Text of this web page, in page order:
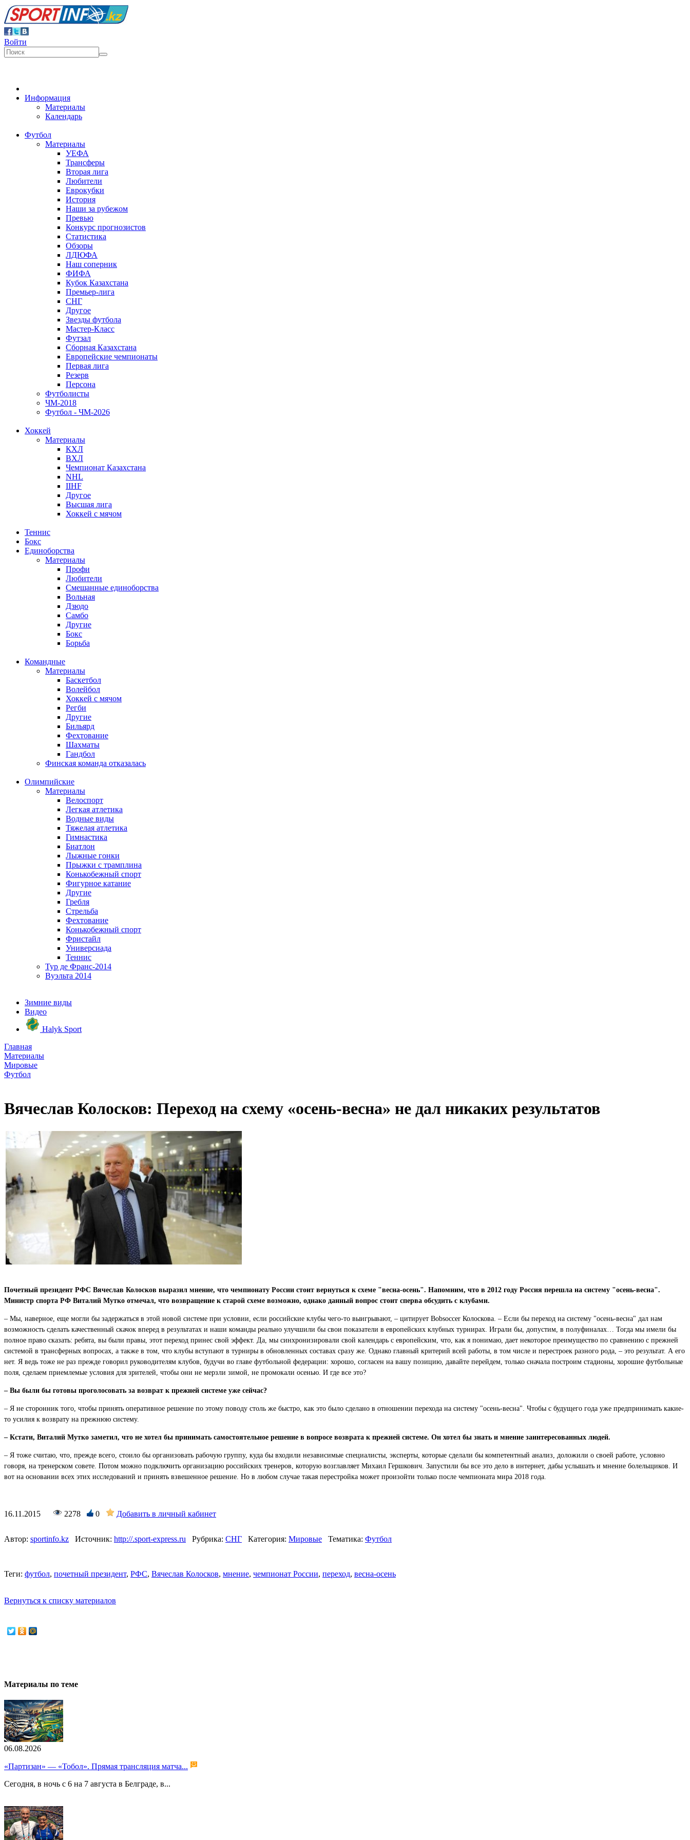
Войти
Информация
Материалы
Календарь
Футбол
Материалы
УЕФА
Трансферы
Вторая лига
Любители
Еврокубки
История
Наши за рубежом
Превью
Конкурс прогнозистов
Статистика
Обзоры
ЛДЮФА
Наш соперник
ФИФА
Кубок Казахстана
Премьер-лига
СНГ
Другое
Звезды футбола
Мастер-Класс
Футзал
Сборная Казахстана
Европейские чемпионаты
Первая лига
Резерв
Персона
Футболисты
ЧМ-2018
Футбол - ЧМ-2026
Хоккей
Материалы
КХЛ
ВХЛ
Чемпионат Казахстана
NHL
IIHF
Другое
Высшая лига
Хоккей с мячом
Теннис
Бокс
Единоборства
Материалы
Профи
Любители
Смешанные единоборства
Вольная
Дзюдо
Самбо
Другие
Бокс
Борьба
Командные
Материалы
Баскетбол
Волейбол
Хоккей с мячом
Регби
Другие
Бильярд
Фехтование
Шахматы
Гандбол
Финская команда отказалась
Олимпийские
Материалы
Велоспорт
Легкая атлетика
Водные виды
Тяжелая атлетика
Гимнастика
Биатлон
Лыжные гонки
Прыжки с трамплина
Конькобежный спорт
Фигурное катание
Другие
Гребля
Стрельба
Фехтование
Конькобежный спорт
Фристайл
Универсиада
Теннис
Тур де Франс-2014
Вуэльта 2014
Зимние виды
Видео
Halyk Sport
Главная
Материалы
Мировые
Футбол
Вячеслав Колосков: Переход на схему «осень-весна» не дал никаких результатов
Почетный президент РФС Вячеслав Колосков выразил мнение, что чемпионату России стоит вернуться к схеме "весна-осень". Напомним, что в 2012 году Россия перешла на систему "осень-весна".
Министр спорта РФ Виталий Мутко отмечал, что возвращение к старой схеме возможно, однако данный вопрос стоит сперва обсудить с клубами.
– Мы, наверное, еще могли бы задержаться в этой новой системе при условии, если российские клубы чего-то выигрывают, – цитирует Bobsoccer Колоскова. – Если бы переход на систему "осень-весна" дал нам
возможность сделать качественный скачок вперед в результатах и наши команды реально улучшили бы свои показатели в европейских клубных турнирах. Играли бы, допустим, в полуфиналах… Тогда мы имели бы
полное право сказать: ребята, вы были правы, этот переход принес свой эффект. Да, мы синхронизировали свой календарь с европейским, что, как я понимаю, дает некоторое преимущество по сравнению с прежней
системой в трансферных вопросах, а также в том, что клубы вступают в турниры в обновленных составах сразу же. Однако главный критерий всей работы, в том числе и перестроек разного рода, – это результат. А его
нет. Я ведь тоже не раз прежде говорил руководителям клубов, будучи во главе футбольной федерации: хорошо, согласен на вашу позицию, давайте перейдем, только сначала построим стадионы, хорошие футбольные
поля, сделаем приемлемые условия для зрителей, чтобы они не мерзли зимой, не промокали осенью. И где все это?
– Вы были бы готовы проголосовать за возврат к прежней системе уже сейчас?
– Я не сторонник того, чтобы принять оперативное решение по этому поводу столь же быстро, как это было сделано в отношении перехода на систему "осень-весна". Чтобы с будущего года уже предпринимать какие-
то усилия к возврату на прежнюю систему.
– Кстати, Виталий Мутко заметил, что не хотел бы принимать самостоятельное решение в вопросе возврата к прежней системе. Он хотел бы знать и мнение заинтересованных людей.
– Я тоже считаю, что, прежде всего, стоило бы организовать рабочую группу, куда бы входили независимые специалисты, эксперты, которые сделали бы компетентный анализ, доложили о своей работе, условно
говоря, на тренерском совете. Потом можно подключить организацию российских тренеров, которую возглавляет Михаил Гершкович. Запустили бы все это дело в интернет, дабы услышать и мнение болельщиков. И
вот на основании всех этих исследований и принять взвешенное решение. Но в любом случае такая перестройка может произойти только после чемпионата мира 2018 года.
16.11.2015 2278 0 Добавить в личный кабинет
Автор: sportinfo.kz Источник: http://.sport-express.ru Рубрика: СНГ Категория: Мировые Тематика: Футбол
Теги: футбол, почетный президент, РФС, Вячеслав Колосков, мнение, чемпионат России, переход, весна-осень
Вернуться к списку материалов
Материалы по теме
06.08.2026
«Партизан» — «Тобол». Прямая трансляция матча...
Сегодня, в ночь с 6 на 7 августа в Белграде, в...